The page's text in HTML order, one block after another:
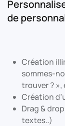
de
Création
sommes-
trouver ? »,
Création
Drag &
textes..)